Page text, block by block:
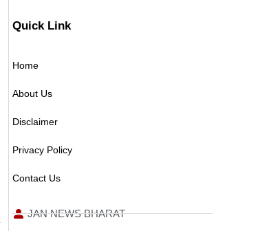
Quick Link
Home
About Us
Disclaimer
Privacy Policy
Contact Us
JAN NEWS BHARAT